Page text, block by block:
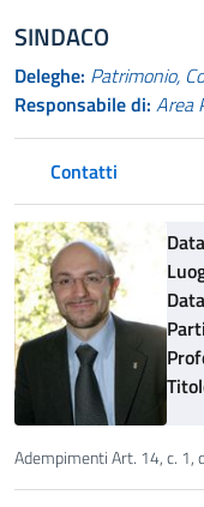
SINDACO
Deleghe: Patrimonio,
Responsabile di: Area
Contatti
Adempimenti Art. 14, c. 1,